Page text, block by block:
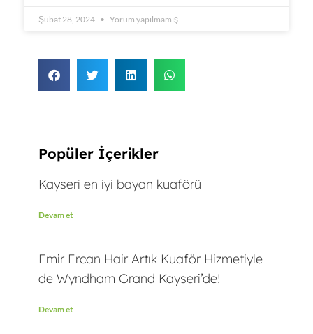
Şubat 28, 2024 Yorum yapılmamış
Popüler İçerikler
Kayseri en iyi bayan kuaförü
Devam et
Emir Ercan Hair Artık Kuaför Hizmetiyle
de Wyndham Grand Kayseri’de!
Devam et